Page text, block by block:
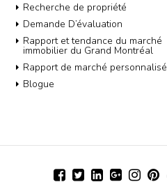
Recherche de propriété
Demande D’évaluation
Rapport et tendance du marché
immobilier du Grand Montréal
Rapport de marché personnalisé
Blogue